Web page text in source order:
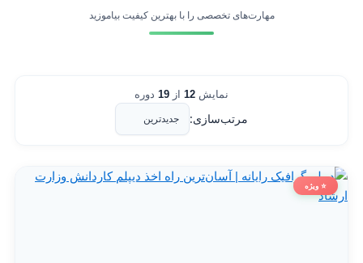
مهارت‌های تخصصی را با بهترین کیفیت بیاموزید
نمایش12 از 19 دوره
مرتب‌سازی:
⭐ ویژه